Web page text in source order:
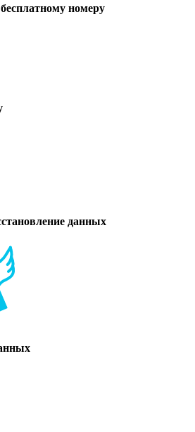
номеру
данных